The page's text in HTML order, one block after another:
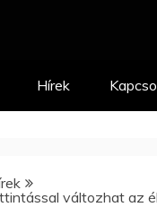
Hírek
változhat az